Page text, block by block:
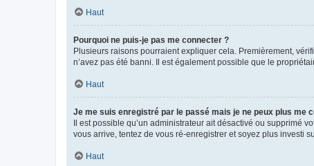
Haut
Pourquoi ne puis-je pas me connecter ?
Plusieurs raisons pourraient expliquer cela. Premièrement,
n’avez pas été banni. Il est également possible que le
Haut
Je me suis enregistré par le passé mais je ne peux plus me
Il est possible qu’un administrateur ait désactivé ou supprimé
vous arrive, tentez de vous ré-enregistrer et soyez plus investi
Haut